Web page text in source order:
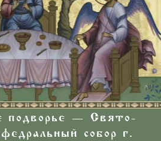
подворье — Свято-
собор г.